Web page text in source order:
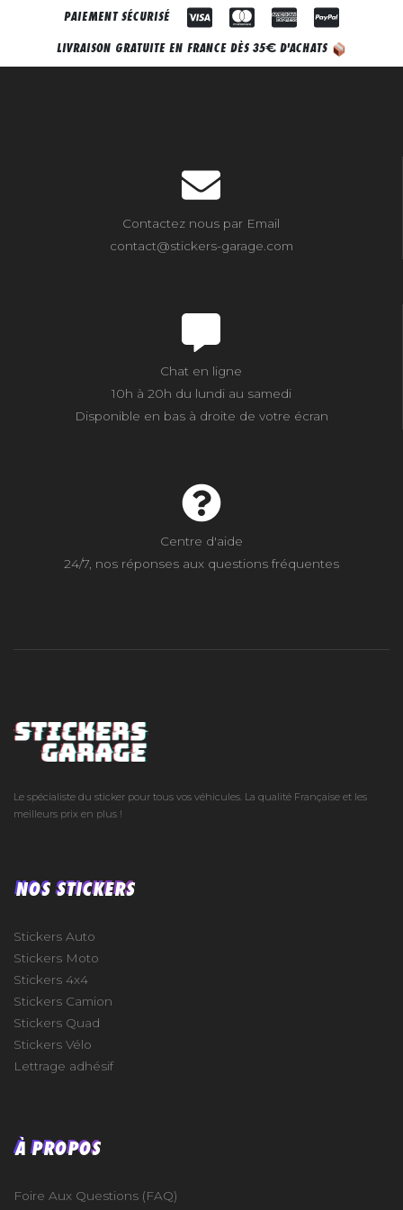
PAIEMENT SÉCURISÉ
LIVRAISON GRATUITE EN FRANCE DÈS 35€ D'ACHATS
Contactez nous par Email
contact@stickers-garage.com
Chat en ligne
10h à 20h du lundi au samedi
Disponible en bas à droite de votre écran
Centre d'aide
24/7, nos réponses aux questions fréquentes
Le spécialiste du sticker pour tous vos véhicules. La qualité Française et les
meilleurs prix en plus !
NOS STICKERS
Stickers Auto
Stickers Moto
Stickers 4x4
Stickers Camion
Stickers Quad
Stickers Vélo
Lettrage adhésif
À PROPOS
Foire Aux Questions (FAQ)